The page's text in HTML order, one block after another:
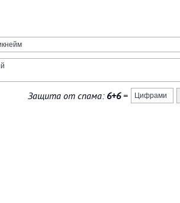
Защита от спама: 6+6=